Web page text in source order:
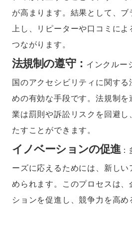
が高まります。結果として、
上し、リピーターや口コミに
つながります。
法規制の遵守： インクルー
国のアクセシビリティに関す
めの有効な手段です。法規制
業は罰則や訴訟リスクを回避
たすことができます。
イノベーションの促進：
ーズに応えるためには、新し
められます。このプロセスは
ションを促進し、競争力を高め